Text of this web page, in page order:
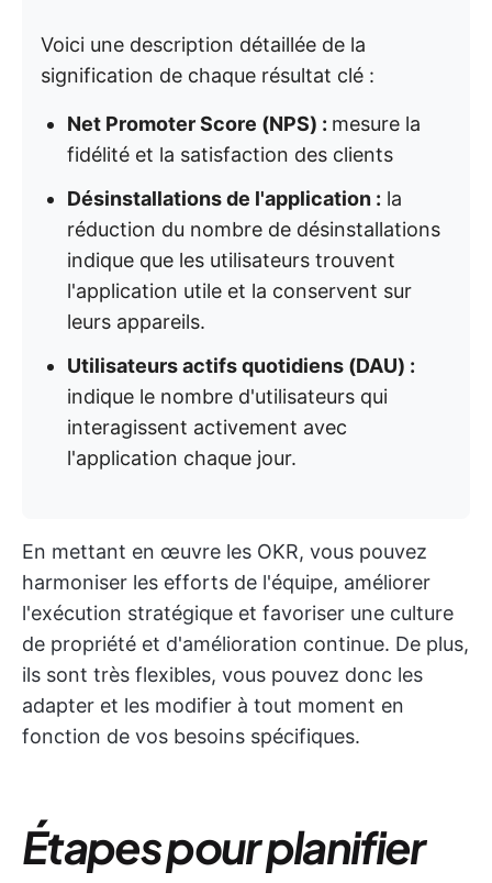
Voici une description détaillée de la
signification de chaque résultat clé :
Net Promoter Score (NPS) : mesure la
fidélité et la satisfaction des clients
Désinstallations de l'application : la
réduction du nombre de désinstallations
indique que les utilisateurs trouvent
l'application utile et la conservent sur
leurs appareils.
Utilisateurs actifs quotidiens (DAU) :
indique le nombre d'utilisateurs qui
interagissent activement avec
l'application chaque jour.
En mettant en œuvre les OKR, vous pouvez
harmoniser les efforts de l'équipe, améliorer
l'exécution stratégique et favoriser une culture
de propriété et d'amélioration continue. De plus,
ils sont très flexibles, vous pouvez donc les
adapter et les modifier à tout moment en
fonction de vos besoins spécifiques.
Étapes pour planifier